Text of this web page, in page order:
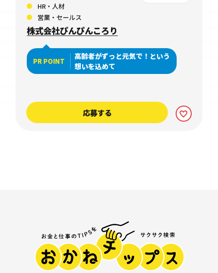
HR・人材
営業・セールス
株式会社ぴんぴんころり
PR POINT
高齢者がずっと元気で！という
想いを込めて
応募する